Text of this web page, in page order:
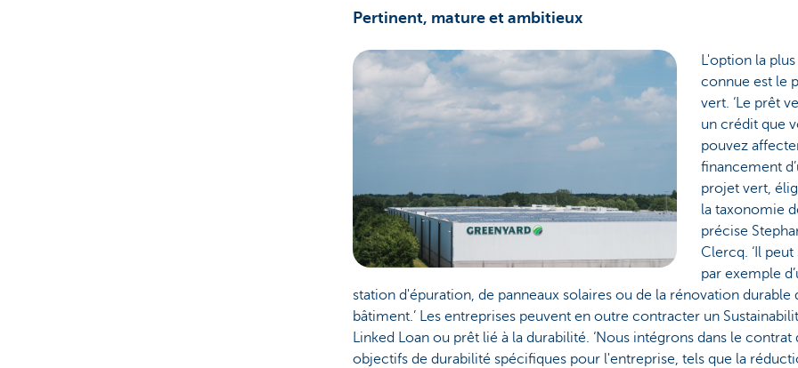
Pertinent, mature et ambitieux
L'option la plus
connue est le
vert. ‘Le prêt
un crédit que
pouvez
financement
projet vert,
la taxonomie
précise
Clercq. ‘Il peut
par exemple
station d'épuration, de panneaux solaires ou de la rénovation durable
bâtiment.’ Les entreprises peuvent en outre contracter un
Linked Loan ou prêt lié à la durabilité. ‘Nous intégrons dans le contrat
objectifs de durabilité spécifiques pour l'entreprise, tels que la